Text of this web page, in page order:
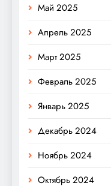
Май 2025
Апрель 2025
Март 2025
Февраль 2025
Январь 2025
Декабрь 2024
Ноябрь 2024
Октябрь 2024